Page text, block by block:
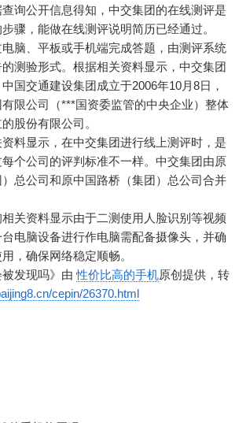
询公开信息得知，中交集团的在线测评是
骤，能做在线测评说明简历已经通过。
脑、平板或手机端完成答题，由测评系统
测验形式。根据相关资料显示，中交集团
国交通建设集团成立于2006年10月8日，
限公司（***国资委监管的中央企业）整体
股份有限公司。
料显示，在中交集团进行线上测评时，是
个公司的评判标准不一样。中交集团由原
总公司和原中国路桥（集团）总公司合并
关资料显示由于二测使用人脸识别等视频
电脑设备进行作电脑需配备摄像头，并确
，确保网络稳定顺畅。
被发现吗》由性价比高的手机原创提供，转
cepin/26370.html